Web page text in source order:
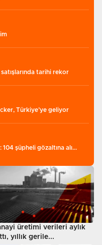
tarihi rekor
Türkiye’ye geliyor
şüpheli gözaltına alı...
üretimi verileri aylık
yıllık gerile...